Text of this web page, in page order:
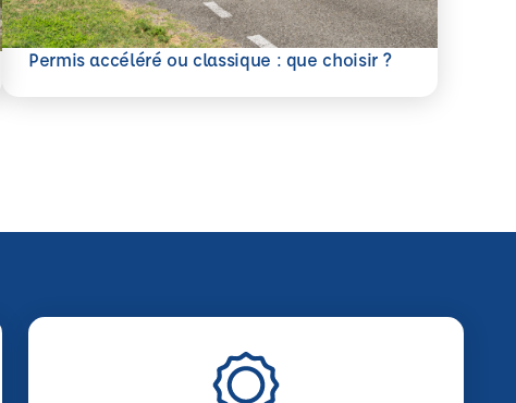
Permis accéléré ou classique : que choisir ?
En savoir plus